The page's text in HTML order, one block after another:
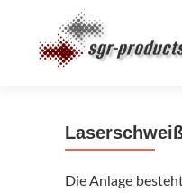
springen
Die Anlage